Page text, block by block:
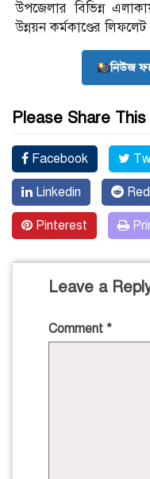
উপজেলার বিভিন্ন
উন্নয়ন কর্মকাণ্ডের
নিউজ
Please Share
Facebook
Linkedin
Pinterest
Leave a
Comment *